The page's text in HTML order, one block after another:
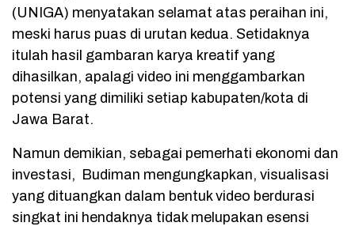
(UNIGA) menyatakan selamat atas peraihan ini,
meski harus puas di urutan kedua. Setidaknya
itulah hasil gambaran karya kreatif yang
dihasilkan, apalagi video ini menggambarkan
potensi yang dimiliki setiap kabupaten/kota di
Jawa Barat.
Namun demikian, sebagai pemerhati ekonomi dan
investasi, Budiman mengungkapkan, visualisasi
yang dituangkan dalam bentuk video berdurasi
singkat ini hendaknya tidak melupakan esensi